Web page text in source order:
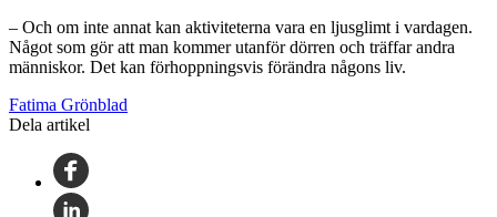
– Och om inte annat kan aktiviteterna vara en ljusglimt i vardagen.
Något som gör att man kommer utanför dörren och träffar andra
människor. Det kan förhoppningsvis förändra någons liv.
Fatima Grönblad
Dela artikel